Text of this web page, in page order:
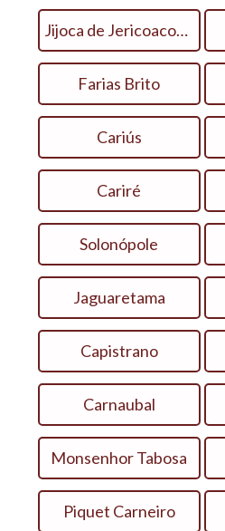
Jijoca de Jericoacoara
Farias Brito
Cariús
Cariré
Solonópole
Jaguaretama
Capistrano
Carnaubal
Monsenhor Tabosa
Piquet Carneiro